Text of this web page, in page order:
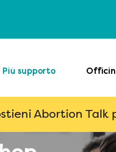
Più supporto
Abortion Talk